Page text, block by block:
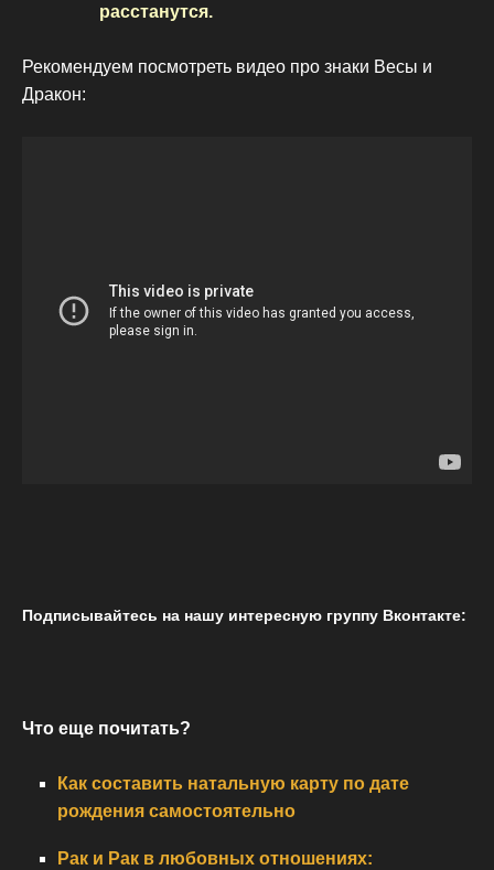
расстанутся.
Рекомендуем посмотреть видео про знаки Весы и
Дракон:
Подписывайтесь на нашу интересную группу Вконтакте:
Что еще почитать?
Как составить натальную карту по дате
рождения самостоятельно
Рак и Рак в любовных отношениях: